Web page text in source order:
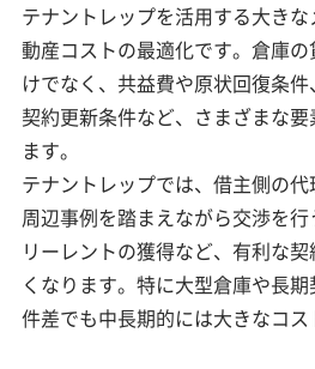
テナントレップを活用する大き
動産コストの最適化です。倉庫
けでなく、共益費や原状回復条件
契約更新条件など、さまざまな
ます。
テナントレップでは、借主側の
周辺事例を踏まえながら交渉を
リーレントの獲得など、有利な
くなります。特に大型倉庫や長
件差でも中長期的には大きなコス